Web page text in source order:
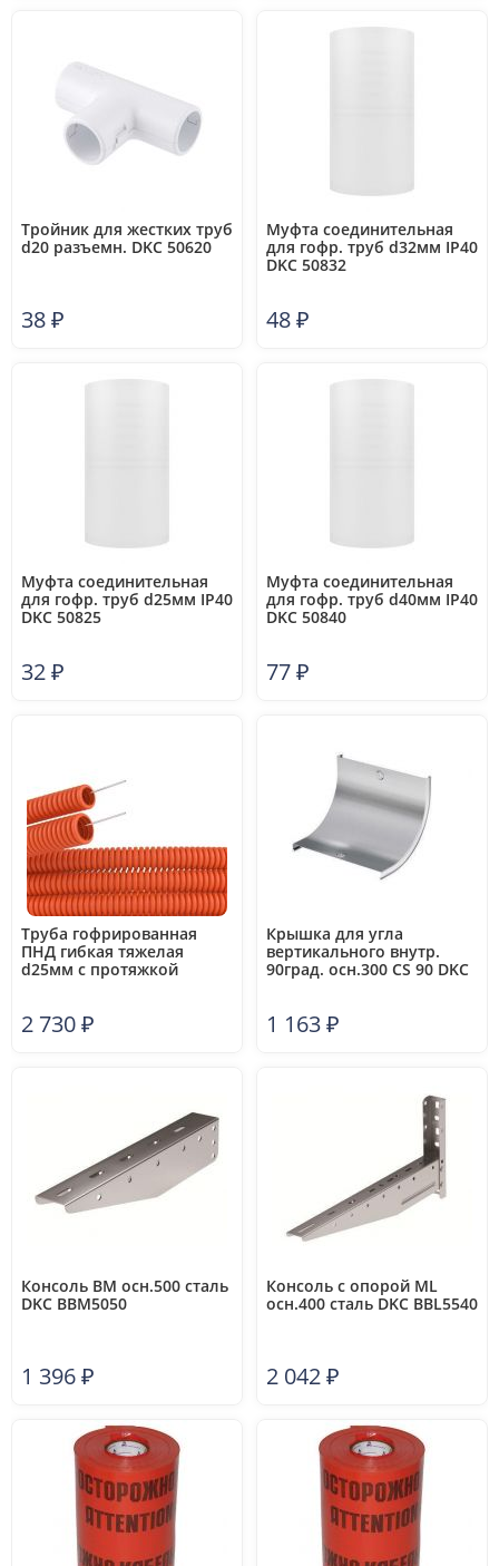
Тройник для жестких труб
d20 разъемн. DKC 50620
38₽
Муфта соединительная
для гофр. труб d32мм IP40
DKC 50832
48₽
Муфта соединительная
для гофр. труб d25мм IP40
DKC 50825
32₽
Муфта соединительная
для гофр. труб d40мм IP40
DKC 50840
77₽
Труба гофрированная
ПНД гибкая тяжелая
d25мм с протяжкой
2 730₽
Крышка для угла
вертикального внутр.
90град. осн.300 CS 90 DKC
1 163₽
Консоль BM осн.500 сталь
DKC BBM5050
1 396₽
Консоль с опорой ML
осн.400 сталь DKC BBL5540
2 042₽